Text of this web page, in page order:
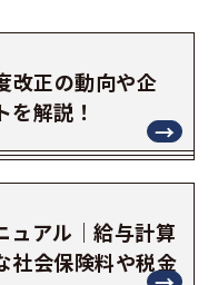
改正の動向や企
解説！
ュアル｜給与計算
社会保険料や税金